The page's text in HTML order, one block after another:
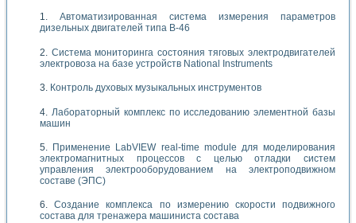
Автоматизированная система измерения параметров
дизельных двигателей типа В-46
Система мониторинга состояния тяговых электродвигателей
электровоза на базе устройств National Instruments
Контроль духовых музыкальных инструментов
Лабораторный комплекс по исследованию элементной базы
машин
Применение LabVIEW real-time module для моделирования
электромагнитных процессов с целью отладки систем
управления электрооборудованием на электроподвижном
составе (ЭПС)
Создание комплекса по измерению скорости подвижного
состава для тренажера машиниста состава